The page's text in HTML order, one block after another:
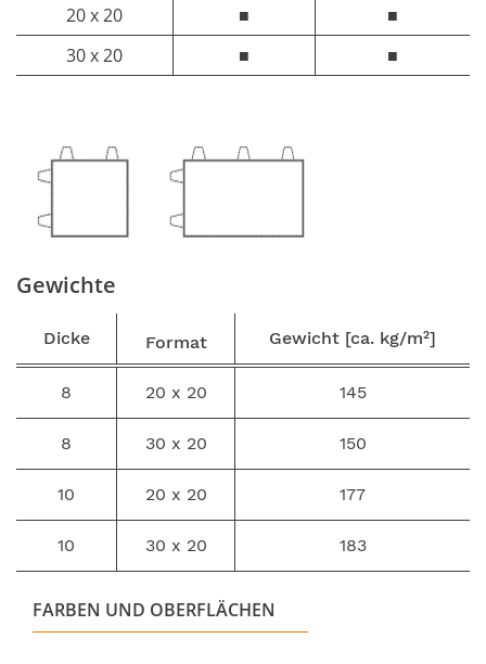
20 x 20
■
■
30 x 20
■ ■
Gewichte
Dicke Format Gewicht [ca. kg/m²]
8 20 x 20 145
8 30 x 20 150
10 20 x 20 177
10 30 x 20 183
FARBEN UND OBERFLÄCHEN